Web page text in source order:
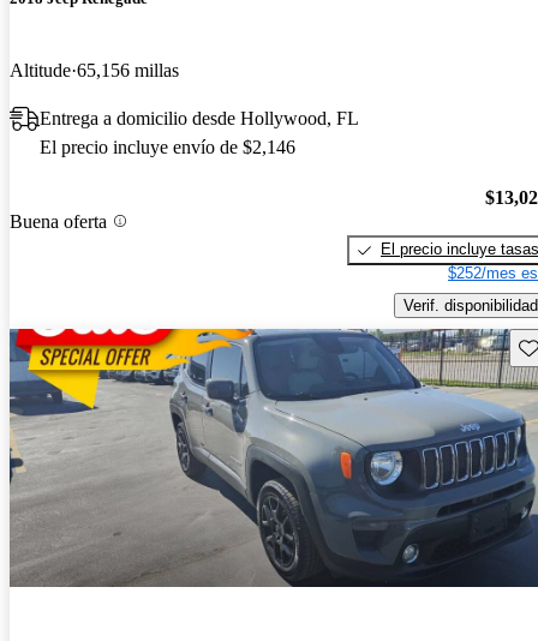
Altitude 65,156 millas
Entrega a domicilio desde Hollywood, FL
El precio incluye envío de $2,146
Buena oferta
El precio incluye tasas
$252/mes
Verif. disponibilidad